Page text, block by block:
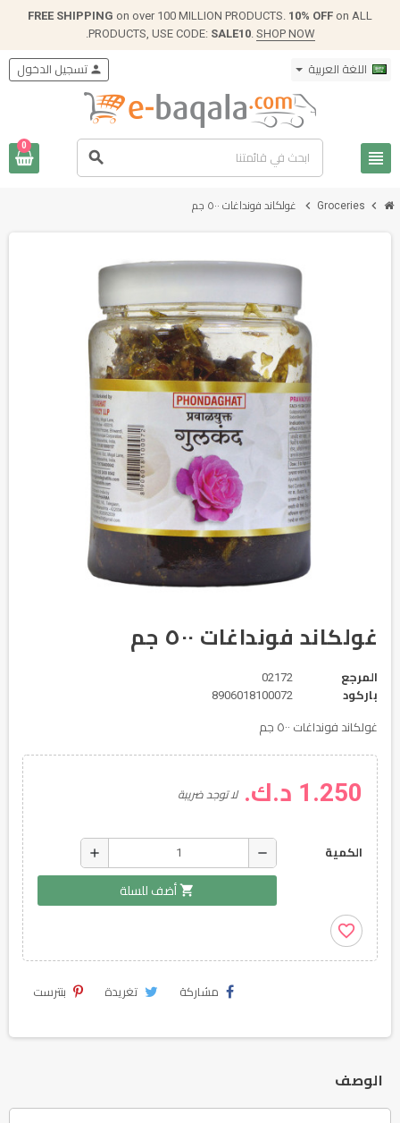
FREE SHIPPING on over 100 MILLION PRODUCTS. 10% OFF on ALL
PRODUCTS, USE CODE: SALE10. SHOP NOW
.
اللغة العربية
view_headline
search
person تسجيل الدخول
0
chevron_right
Groceries
chevron_right غولكاند فونداغات ٥٠٠ جم
غولكاند فونداغات ٥٠٠ جم
المرجع
02172
باركود
8906018100072
غولكاند فونداغات ٥٠٠ جم
1.250 د.ك. لا توجد ضريبة
الكمية remove
add
shopping_cart أضف للسلة
favorite_border
مشاركة تغريدة بنترست
الوصف